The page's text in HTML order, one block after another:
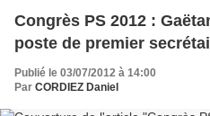
Congrès PS 2012 :
poste de premier
Publié le 03/07/2012 à 14:00
Par CORDIEZ Daniel